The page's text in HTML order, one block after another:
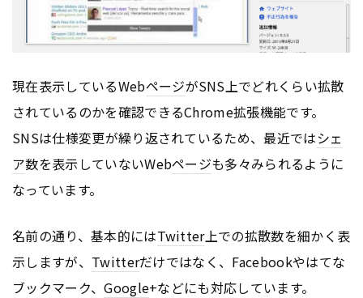
現在表示しているWebページがSNS上でどれくらい拡散
されているのかを確認できるChrome拡張機能です。
SNSは仕様変更が繰り返されているため、最近ではシェ
ア数を表示していないWebページも多々みられるように
なっています。
名前の通り、基本的にはTwitter上での拡散数を細かく表
示しますが、 Twitterだけではなく、Facebookやはてな
ブックマーク、Google+などにも対応しています。